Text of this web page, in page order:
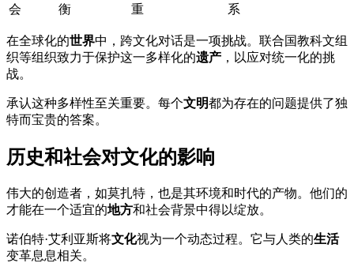
会
衡
重
系
在全球化的世界中，跨文化对话是一项挑战。联合国教科文组
织等组织致力于保护这一多样化的遗产 ，以应对统一化的挑
战。
承认这种多样性至关重要。每个文明都为存在的问题提供了独
特而宝贵的答案。
历史和社会对文化的影响
伟大的创造者，如莫扎特，也是其环境和时代的产物。他们的
才能在一个适宜的地方和社会背景中得以绽放。
诺伯特·艾利亚斯将文化视为一个动态过程。它与人类的生活
变革息息相关。